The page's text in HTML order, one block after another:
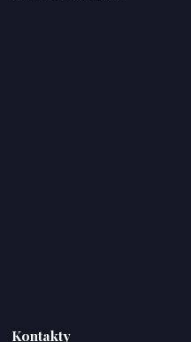
Kontakty